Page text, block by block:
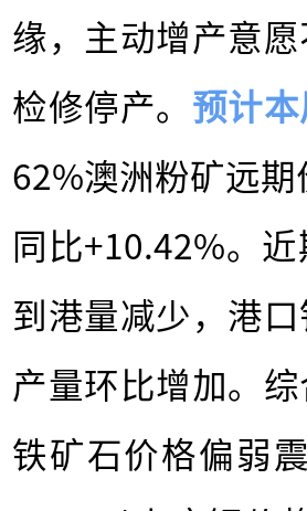
缘，主动增产意
检修停产。 预计本
62%澳洲粉矿远
同比+10.42%。
到港量减少，港
产量环比增加。
铁矿石价格偏弱